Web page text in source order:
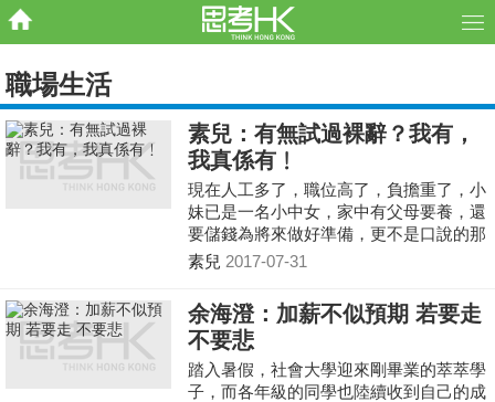
職場生活
素兒：有無試過裸辭？我有，
我真係有﹗
現在人工多了，職位高了，負擔重了，小
妹已是一名小中女，家中有父母要養，還
要儲錢為將來做好準備，更不是口說的那
樣容易離開。我退一步想，縱使我不介意
走？談何容易﹗當我們現代人在工作上被
物質、地位所束縛，其實又跟當年宮中的
人面對建封制度這無形枷鎖又有何大分
別？
素兒 2017-07-31
余海澄：加薪不似預期 若要走
不要悲
踏入暑假，社會大學迎來剛畢業的萃萃學
子，而各年級的同學也陸續收到自己的成